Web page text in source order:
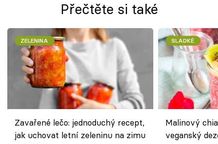
Přečtěte si také
ZELENINA
Zavařené lečo: jednoduchý recept,
jak uchovat letní zeleninu na zimu
SLADKÉ
Malinový
veganský